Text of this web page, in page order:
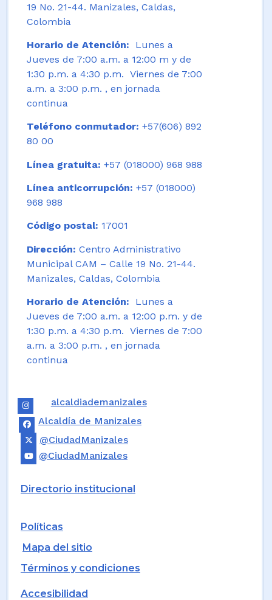
19 No. 21-44. Manizales, Caldas,
Colombia
Horario de Atención:
Lunes a
Jueves de 7:00 a.m. a 12:00 m y de
1:30 p.m. a 4:30 p.m. Viernes de 7:00
a.m. a 3:00 p.m. , en jornada
continua
Teléfono conmutador: +57(606) 892
80 00
Línea gratuita: +57 (018000) 968 988
Línea anticorrupción: +57 (018000)
968 988
Código postal: 17001
Dirección: Centro Administrativo
Municipal CAM – Calle 19 No. 21-44.
Manizales, Caldas, Colombia
Horario de Atención: Lunes a
Jueves de 7:00 a.m. a 12:00 p.m. y de
1:30 p.m. a 4:30 p.m. Viernes de 7:00
a.m. a 3:00 p.m. , en jornada
continua
alcaldiademanizales
Alcaldía de Manizales
@CiudadManizales
@CiudadManizales
Directorio institucional
Políticas
Mapa del sitio
Términos y condiciones
Accesibilidad